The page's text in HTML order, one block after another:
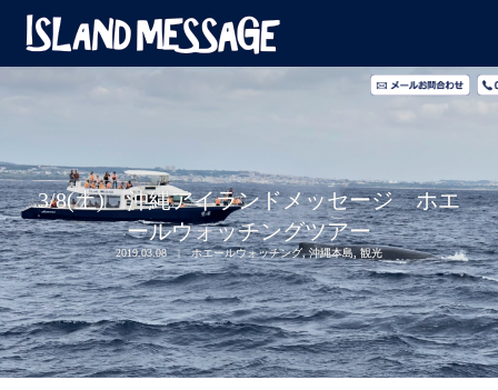
3/8(土) 沖縄アイランドメッセージ ホエ
ールウォッチングツアー
2019.03.08 ホエールウォッチング,沖縄本島 ,観光